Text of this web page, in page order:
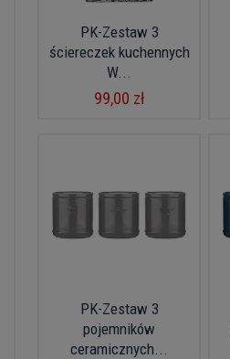
PK-Zestaw 3
ściereczek kuchennych
W...
99,00 zł
PK-Zestaw 3
pojemników
ceramicznych...